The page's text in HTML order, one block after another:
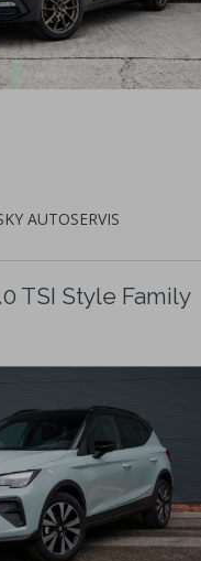
AUTOSERVIS
TSI Style Family